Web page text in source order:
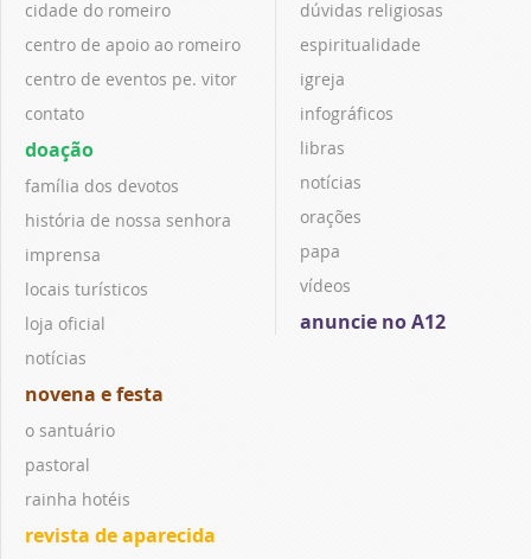
cidade do romeiro
centro de apoio ao romeiro
centro de eventos pe. vitor
contato
doação
família dos devotos
história de nossa senhora
imprensa
locais turísticos
loja oficial
notícias
novena e festa
o santuário
pastoral
rainha hotéis
revista de aparecida
dúvidas religiosas
espiritualidade
igreja
infográficos
libras
notícias
orações
papa
vídeos
anuncie no A12